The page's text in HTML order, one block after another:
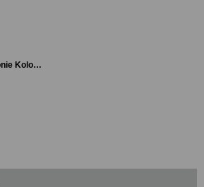
1881 Le Melange & Harmonie Kolonya 250ml